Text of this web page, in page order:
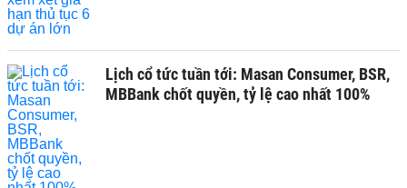
Lịch cổ tức tuần tới: Masan Consumer, BSR,
MBBank chốt quyền, tỷ lệ cao nhất 100%